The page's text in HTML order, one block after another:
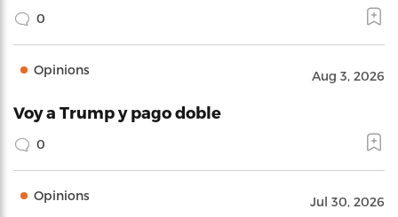
0
Opinions Aug 3, 2026
Voy a Trump y pago doble
0
Opinions Jul 30, 2026